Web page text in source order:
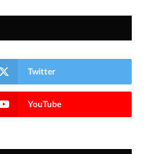
Twitter
YouTube